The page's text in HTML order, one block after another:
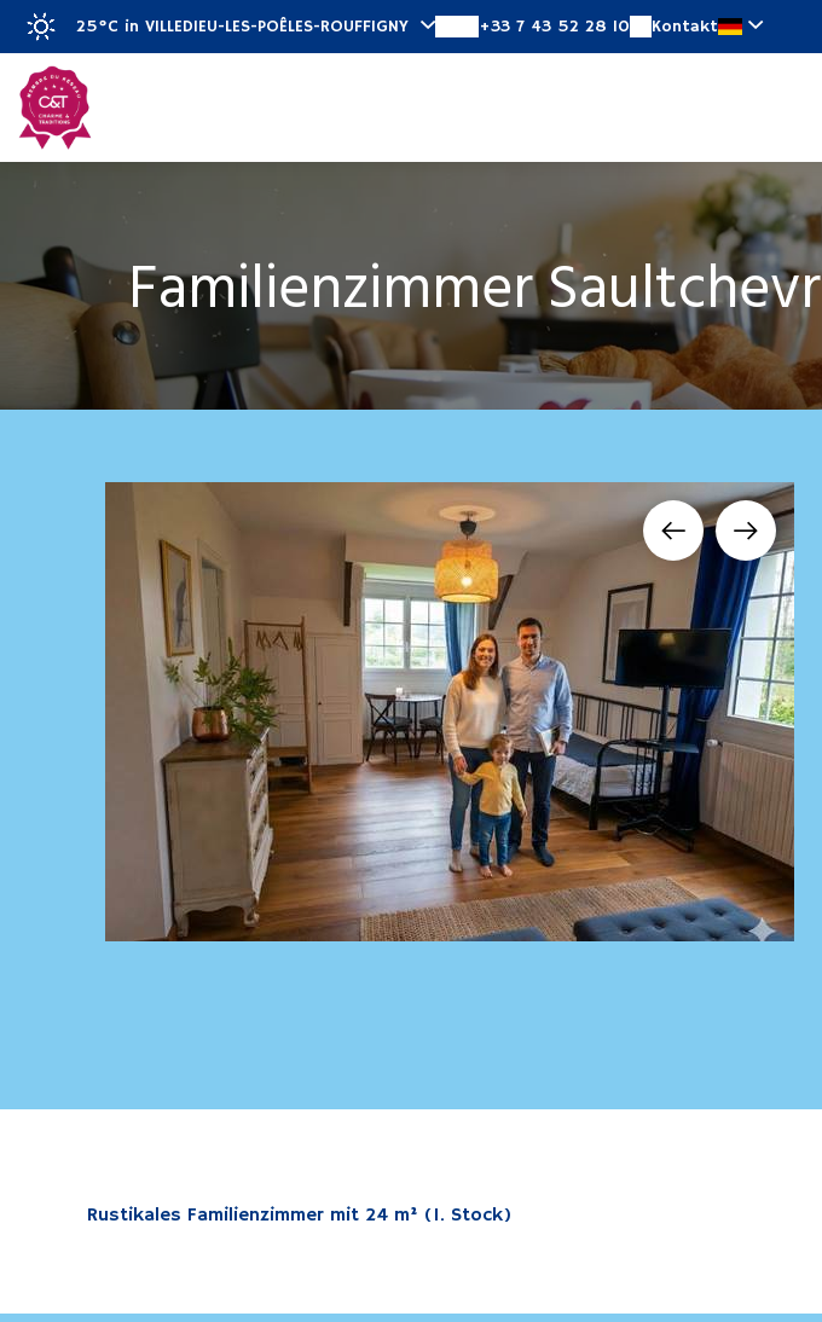
25°C in VILLEDIEU-LES-POÊLES-ROUFFIGNY +33 7 43 52 28 10 Kontakt
Sonderangebote
Familienzimmer
Chambre-familiale-bed-and-breakfast-saultchevreuil
Rustikales Familienzimmer mit 24 m² (1. Stock)